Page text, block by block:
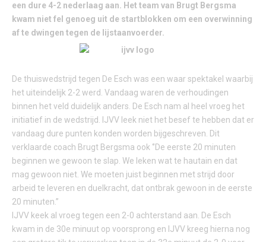
een dure 4-2 nederlaag aan. Het team van Brugt Bergsma
kwam niet fel genoeg uit de startblokken om een overwinning
af te dwingen tegen de lijstaanvoerder.
De thuiswedstrijd tegen De Esch was een waar spektakel waarbij
het uiteindelijk 2-2 werd. Vandaag waren de verhoudingen
binnen het veld duidelijk anders. De Esch nam al heel vroeg het
initiatief in de wedstrijd. IJVV leek niet het besef te hebben dat er
vandaag dure punten konden worden bijgeschreven. Dit
verklaarde coach Brugt Bergsma ook ‘’De eerste 20 minuten
beginnen we gewoon te slap. We leken wat te hautain en dat
mag gewoon niet. We moeten juist beginnen met strijd door
arbeid te leveren en duelkracht, dat ontbrak gewoon in de eerste
20 minuten.’’
IJVV keek al vroeg tegen een 2-0 achterstand aan. De Esch
kwam in de 30e minuut op voorsprong en IJVV kreeg hierna nog